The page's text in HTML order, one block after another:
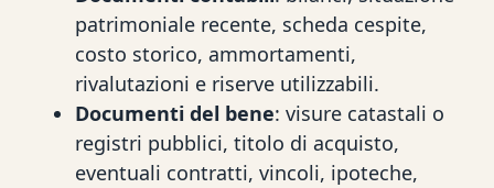
patrimoniale recente, scheda cespite,
costo storico, ammortamenti,
rivalutazioni e riserve utilizzabili.
Documenti del bene: visure catastali o
registri pubblici, titolo di acquisto,
eventuali contratti, vincoli, ipoteche,